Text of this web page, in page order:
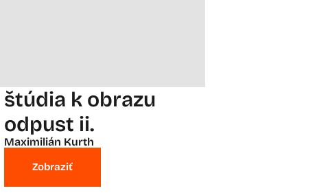
štúdia k obrazu
odpust ii.
Maximilián Kurth
Zobraziť